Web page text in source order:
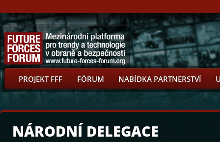
PROJEKT FFF FÓRUM NABÍDKA PARTNERSTVÍ
NÁRODNÍ DELEGACE